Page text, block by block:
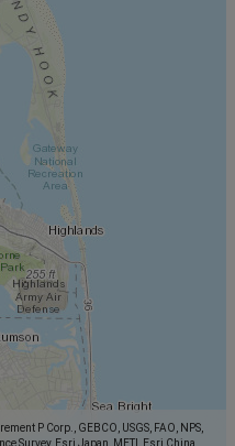
P Corp., GEBCO, USGS, FAO, NPS,